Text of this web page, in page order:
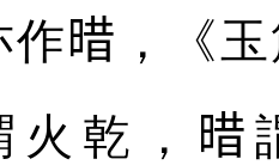
作𣈏 ，《
乾， 𣈏